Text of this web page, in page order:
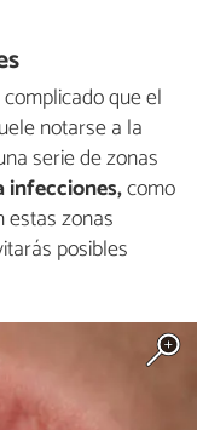
que el
notarse a la
serie de zonas
infecciones,como
estas zonas
posibles